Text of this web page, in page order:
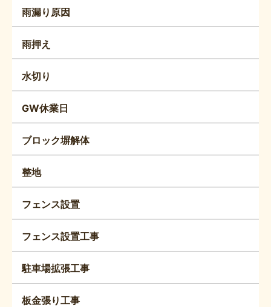
雨漏り原因
雨押え
水切り
GW休業日
ブロック塀解体
整地
フェンス設置
フェンス設置工事
駐車場拡張工事
板金張り工事